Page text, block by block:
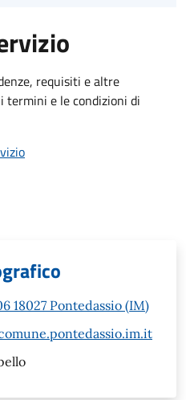
requisiti e altre
e le condizioni di
18027 Pontedassio (IM)